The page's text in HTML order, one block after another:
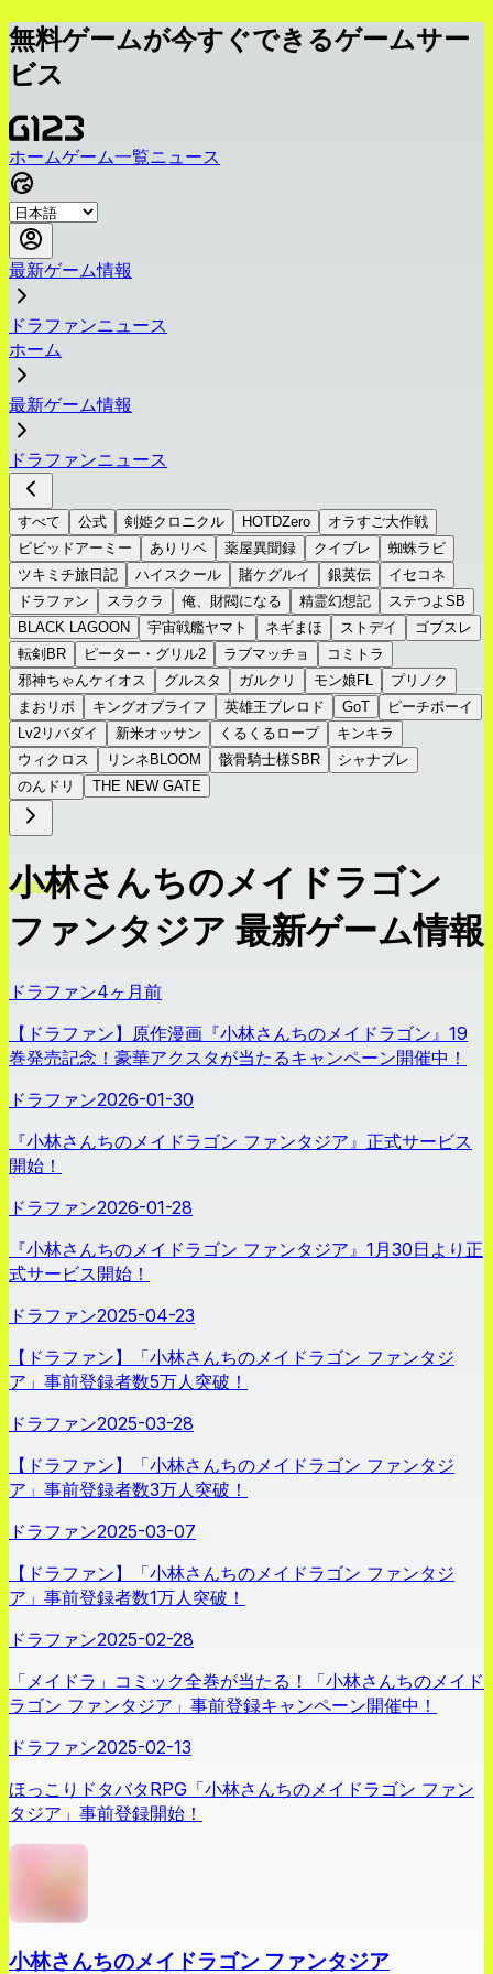
無料ゲームが今すぐできるゲームサー
ビス
ホームゲーム一覧ニュース
最新ゲーム情報
ドラファンニュース
ホーム
最新ゲーム情報
ドラファンニュース
すべて 公式 剣姫クロニクル HOTDZero
オラすご大作戦
ビビッドアーミー
ありリベ 薬屋異聞録 クイブレ
蜘蛛ラビ
ツキミチ旅日記
ハイスクール 賭ケグルイ 銀英伝
イセコネ
ドラファン
スラクラ 俺、財閥になる 精霊幻想記
ステつよSB
BLACK LAGOON
宇宙戦艦ヤマト ネギまほ ストデイ
ゴブスレ
転剣BR
ピーター・グリル2 ラブマッチョ
コミトラ
邪神ちゃんケイオス
グルスタ ガルクリ モン娘FL
プリノク
まおリボ
キングオブライフ 英雄王ブレロド GoT
ピーチボーイ
Lv2リバダイ
新米オッサン くるくるロープ
キンキラ
ウィクロス
リンネBLOOM 骸骨騎士様SBR
シャナブレ
のんドリ
THE NEW GATE
小林さんちのメイドラゴン
ファンタジア 最新ゲーム情報
ドラファン4ヶ月前
【ドラファン】原作漫画『小林さんちのメイドラゴン』19
巻発売記念！豪華アクスタが当たるキャンペーン開催中！
ドラファン2026-01-30
『小林さんちのメイドラゴン ファンタジア』正式サービス
開始！
ドラファン2026-01-28
『小林さんちのメイドラゴン ファンタジア』1月30日より正
式サービス開始！
ドラファン2025-04-23
【ドラファン】「小林さんちのメイドラゴン ファンタジ
ア」事前登録者数5万人突破！
ドラファン2025-03-28
【ドラファン】「小林さんちのメイドラゴン ファンタジ
ア」事前登録者数3万人突破！
ドラファン2025-03-07
【ドラファン】「小林さんちのメイドラゴン ファンタジ
ア」事前登録者数1万人突破！
ドラファン2025-02-28
「メイドラ」コミック全巻が当たる！「小林さんちのメイド
ラゴン ファンタジア」事前登録キャンペーン開催中！
ドラファン2025-02-13
ほっこりドタバタRPG「小林さんちのメイドラゴン ファン
タジア」事前登録開始！
小林さんちのメイドラゴン ファンタジア